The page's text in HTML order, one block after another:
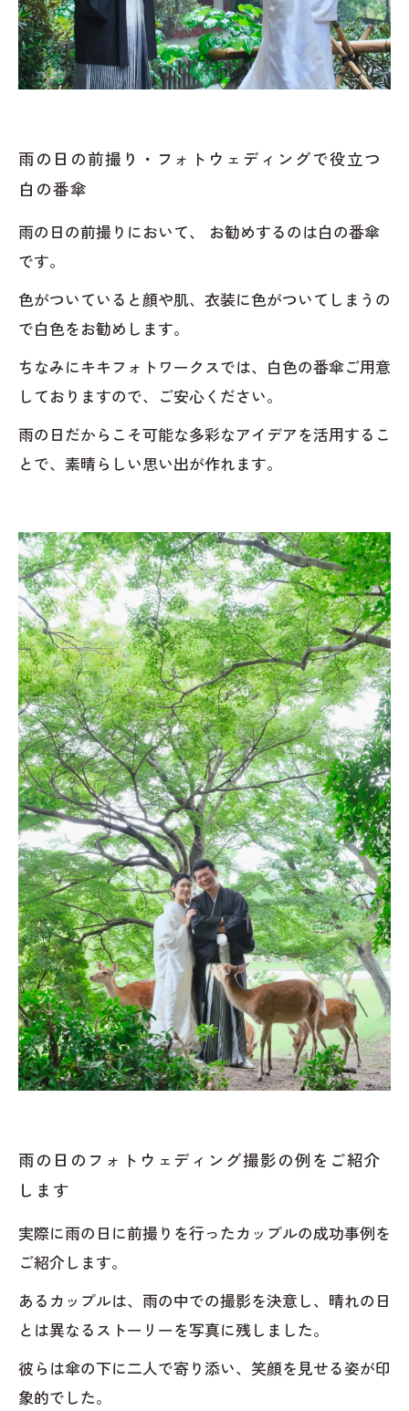
雨の日の前撮り・フォトウェディングで役立つ
白の番傘
雨の日の前撮りにおいて、 お勧めするのは白の番傘
です。
色がついていると顔や肌、衣装に色がついてしまうの
で白色をお勧めします。
ちなみにキキフォトワークスでは、白色の番傘ご用意
しておりますので、ご安心ください。
雨の日だからこそ可能な多彩なアイデアを活用するこ
とで、素晴らしい思い出が作れます。
雨の日のフォトウェディング撮影の例をご紹介
します
実際に雨の日に前撮りを行ったカップルの成功事例を
ご紹介します。
あるカップルは、雨の中での撮影を決意し、晴れの日
とは異なるストーリーを写真に残しました。
彼らは傘の下に二人で寄り添い、笑顔を見せる姿が印
象的でした。